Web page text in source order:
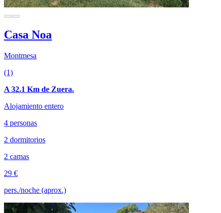
Casa Noa
Montmesa
(1)
A 32.1 Km de Zuera.
Alojamiento entero
4 personas
2 dormitorios
2 camas
29 €
pers./noche (aprox.)